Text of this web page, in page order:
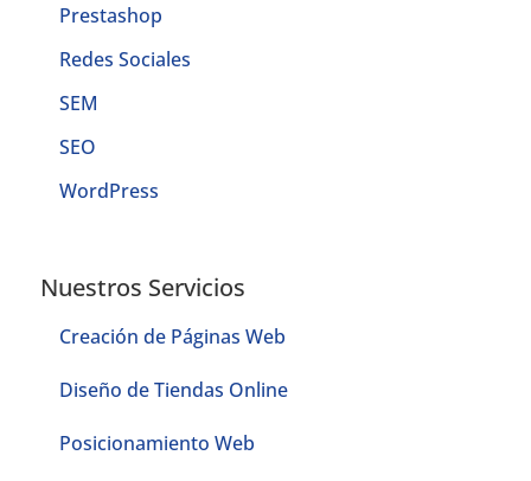
Prestashop
Redes Sociales
SEM
SEO
WordPress
Nuestros Servicios
Creación de Páginas Web
Diseño de Tiendas Online
Posicionamiento Web